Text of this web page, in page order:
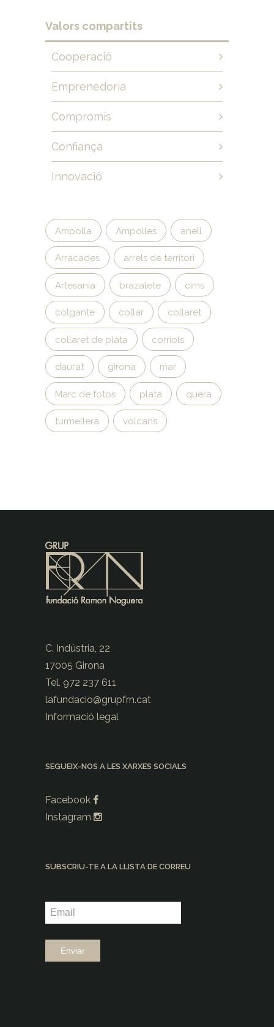
Valors compartits
Cooperació
Emprenedoria
Compromís
Confiança
Innovació
Ampolla Ampolles anell
Arracades arrels de territori
Artesania brazalete cims
colgante collar collaret
collaret de plata corriols
daurat girona mar
Marc de fotos plata quera
turmellera volcans
C. Indústria, 22
17005 Girona
Tel. 972 237 611
lafundacio@grupfrn.cat
Informació legal
SEGUEIX-NOS A LES XARXES SOCIALS
Facebook
Instagram
SUBSCRIU-TE A LA LLISTA DE CORREU